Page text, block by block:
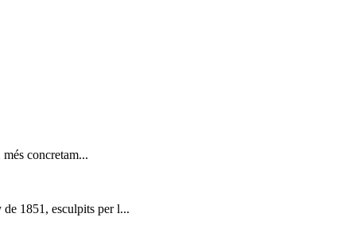
concretam...
de 1851, esculpits per l...